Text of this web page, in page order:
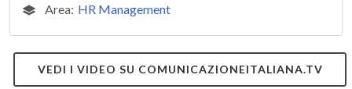
Area: HR Management
VEDI I VIDEO SU COMUNICAZIONEITALIANA.TV